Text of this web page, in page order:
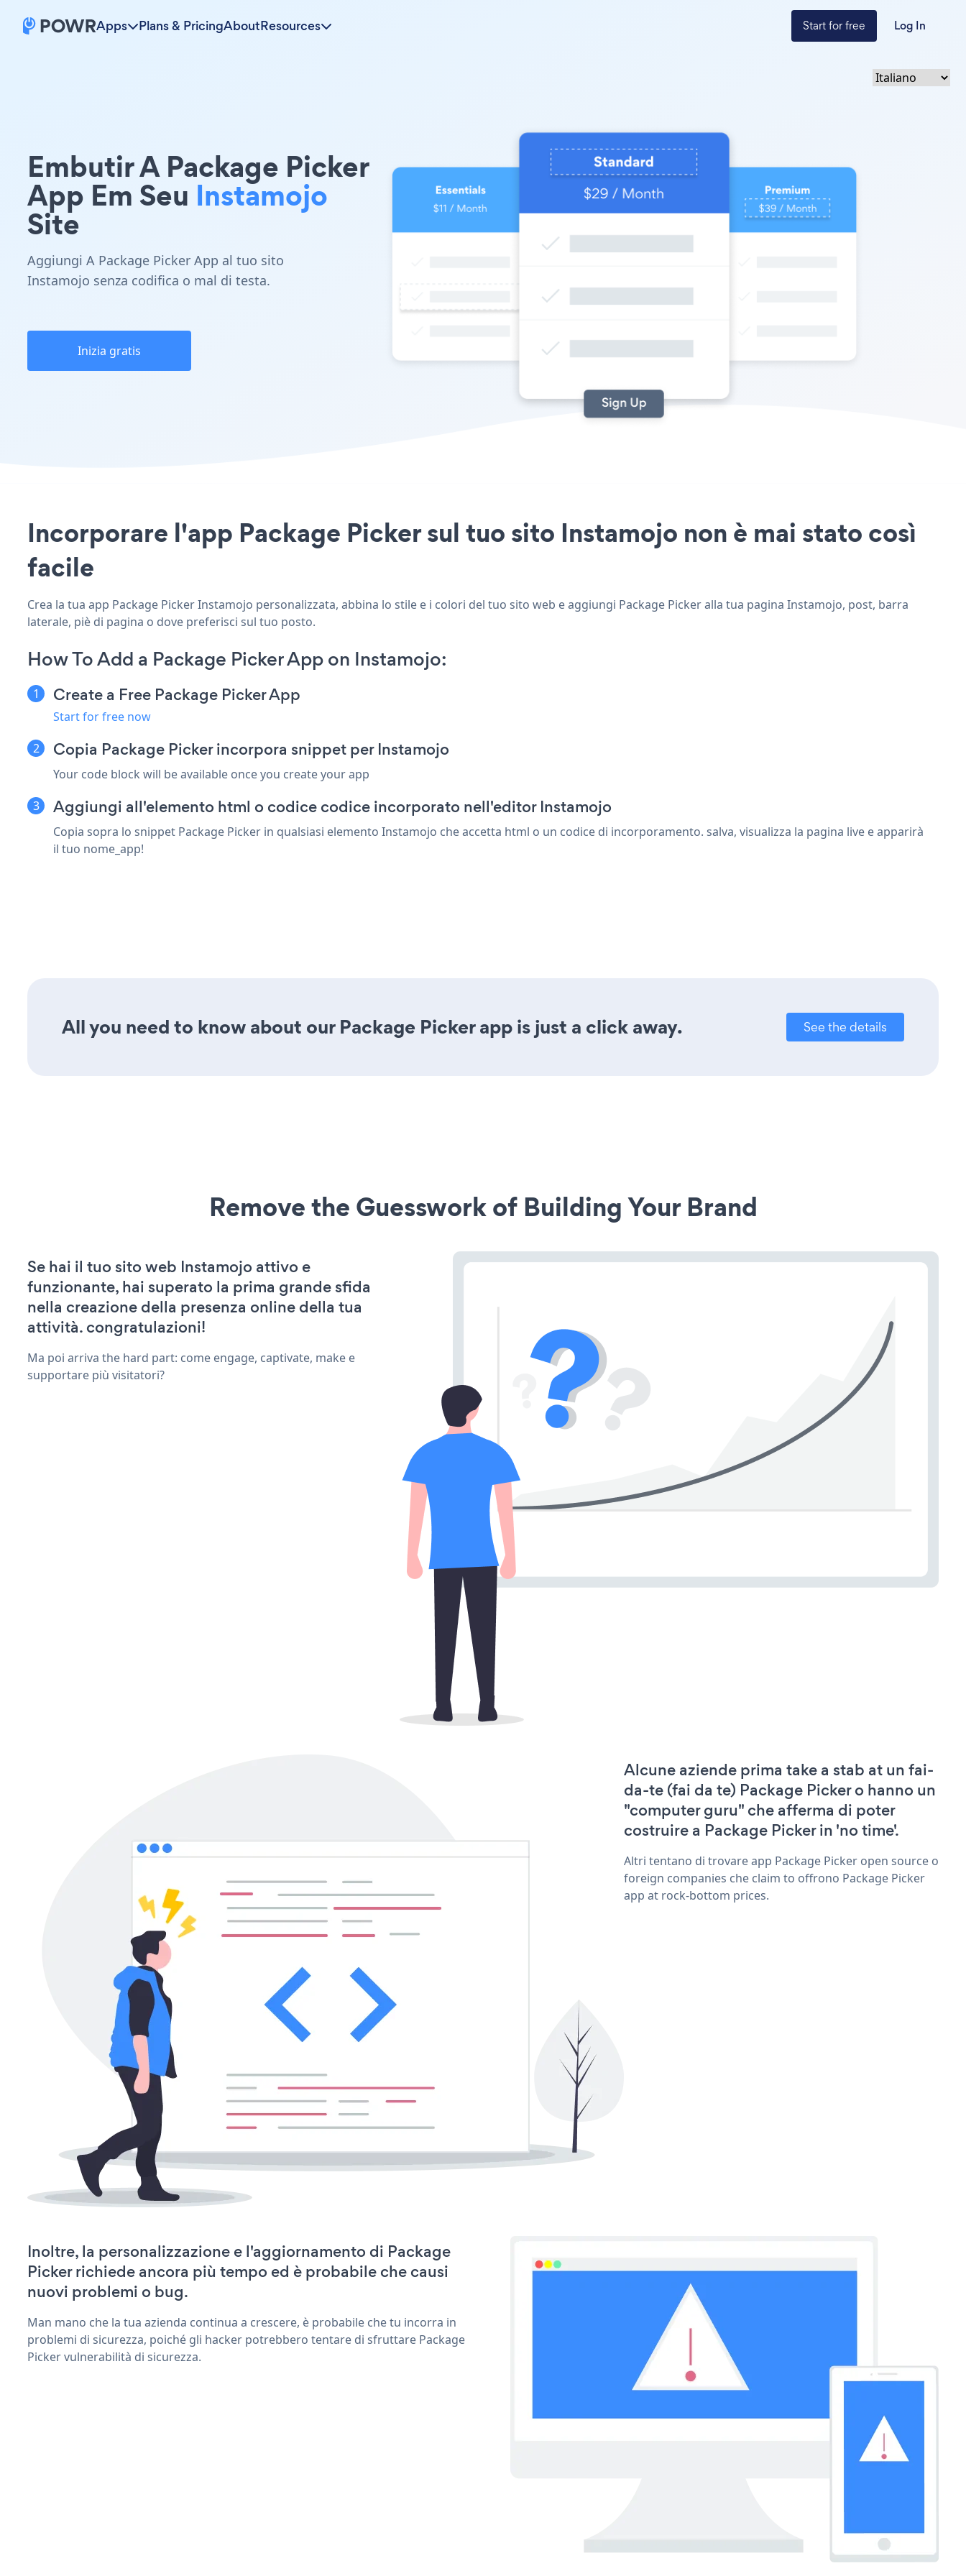
Apps Plans & PricingAboutResources Start for free Log In
Embutir A Package Picker
App Em Seu Instamojo
Site
Aggiungi A Package Picker App al tuo sito
Instamojo senza codifica o mal di testa.
Inizia gratis
Incorporare l'app Package Picker sul tuo sito Instamojo non è mai stato così
facile
Crea la tua app Package Picker Instamojo personalizzata, abbina lo stile e i colori del tuo sito web e aggiungi Package Picker alla tua pagina Instamojo, post, barra
laterale, piè di pagina o dove preferisci sul tuo posto.
How To Add a Package Picker App on Instamojo:
Create a Free Package Picker App
Start for free now
Copia Package Picker incorpora snippet per Instamojo
Your code block will be available once you create your app
Aggiungi all'elemento html o codice codice incorporato nell'editor Instamojo
Copia sopra lo snippet Package Picker in qualsiasi elemento Instamojo che accetta html o un codice di incorporamento. salva, visualizza la pagina live e apparirà
il tuo nome_app!
All you need to know about our Package Picker app is just a click away. See the details
Remove the Guesswork of Building Your Brand
Se hai il tuo sito web Instamojo attivo e
funzionante, hai superato la prima grande sfida
nella creazione della presenza online della tua
attività. congratulazioni!
Ma poi arriva the hard part: come engage, captivate, make e
supportare più visitatori?
Alcune aziende prima take a stab at un fai-
da-te (fai da te) Package Picker o hanno un
"computer guru" che afferma di poter
costruire a Package Picker in 'no time'.
Altri tentano di trovare app Package Picker open source o
foreign companies che claim to offrono Package Picker
app at rock-bottom prices.
Inoltre, la personalizzazione e l'aggiornamento di Package
Picker richiede ancora più tempo ed è probabile che causi
nuovi problemi o bug.
Man mano che la tua azienda continua a crescere, è probabile che tu incorra in
problemi di sicurezza, poiché gli hacker potrebbero tentare di sfruttare Package
Picker vulnerabilità di sicurezza.